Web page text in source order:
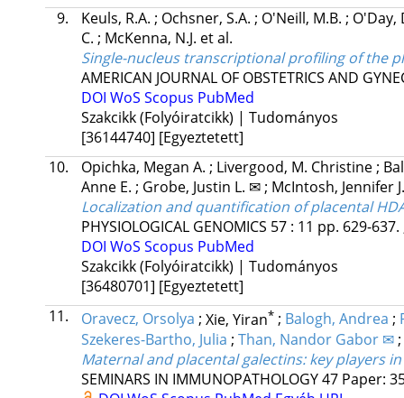
9.
Keuls, R.A. ; Ochsner, S.A. ; O'Neill, M.B. ; O'Day,
C. ; McKenna, N.J. et al.
Single-nucleus transcriptional profiling of the
AMERICAN JOURNAL OF OBSTETRICS AND
DOI WoS Scopus PubMed
Szakcikk (Folyóiratcikk) | Tudományos
[36144740] [Egyeztetett]
10.
Opichka, Megan A. ; Livergood, M. Christine;
Anne E. ; Grobe, Justin L. ✉; McIntosh, Jennifer
Localization and quantification of placental
PHYSIOLOGICAL GENOMICS 57: 11 pp. 629-
DOI WoS Scopus PubMed
Szakcikk (Folyóiratcikk) | Tudományos
[36480701] [Egyeztetett]
11.
Oravecz, Orsolya ; Xie, Yiran* ; Balogh, Andrea ;
Szekeres-Bartho, Julia ; Than, Nandor Gabor ✉ ;
Maternal and placental galectins: key players
SEMINARS IN IMMUNOPATHOLOGY47 Paper: